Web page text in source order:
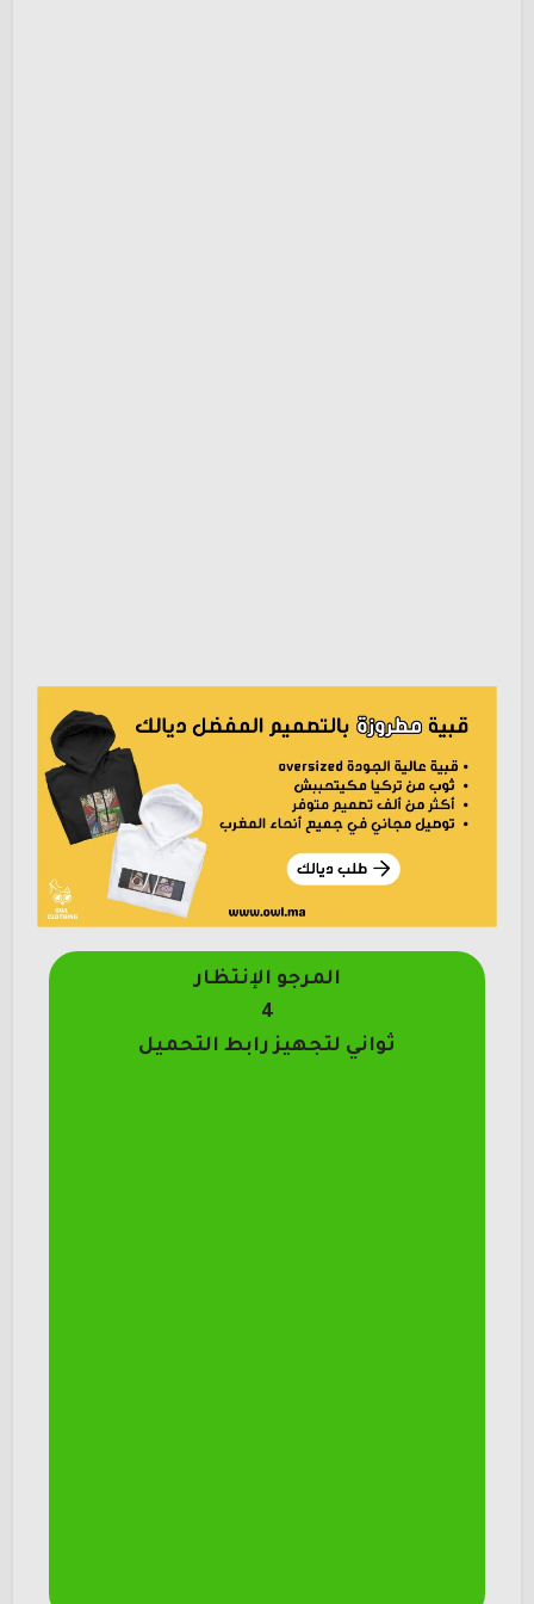
المرجو الإنتظار
4
ثواني لتجهيز رابط التحميل